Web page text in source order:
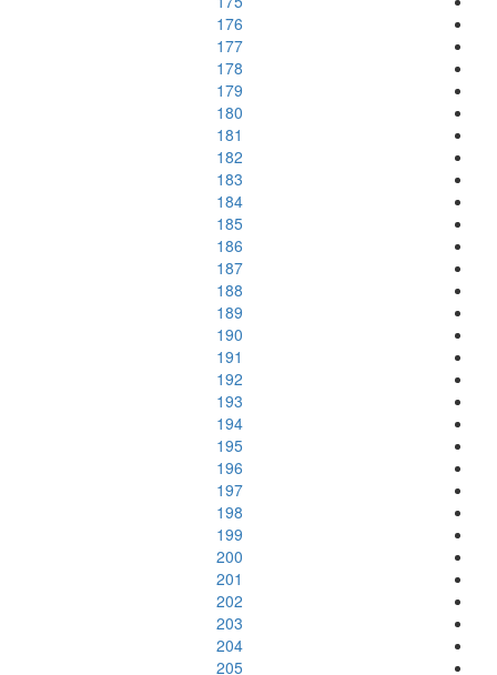
176
177
178
179
180
181
182
183
184
185
186
187
188
189
190
191
192
193
194
195
196
197
198
199
200
201
202
203
204
205